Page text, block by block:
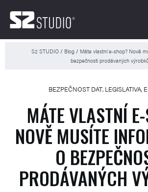
S2 STUDIO / Blog / Máte vlastní e-shop? Nově
bezpečnosti prodávaných
BEZPEČNOST DAT, LEGISLATIVA,
MÁTE VLASTNÍ
NOVĚ MUSÍTE
O
PRODÁVANÝCH